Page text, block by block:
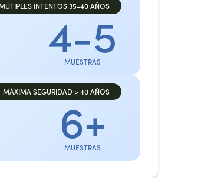
INTENTOS 35-40 AÑOS
4-5
MUESTRAS
MÁXIMA SEGURIDAD > 40 AÑOS
6+
MUESTRAS